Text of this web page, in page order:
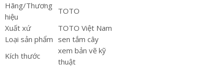
Hãng/Thương
hiệu
TOTO
Xuất xứ
TOTO Việt Nam
Loại sản phẩm sen tắm cây
Kích thước
xem bản vẽ kỹ
thuật